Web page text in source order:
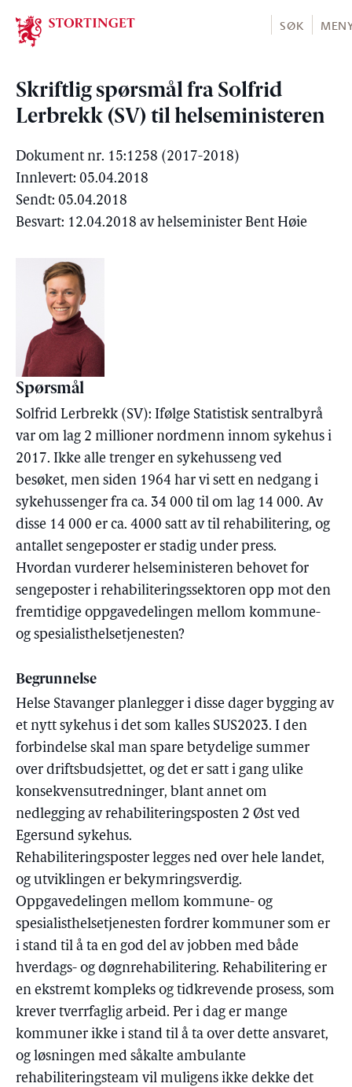
Stortinget.no
SØK
Skriftlig spørsmål fra Solfrid
Lerbrekk (SV) til helseministeren
Dokument nr. 15:1258 (2017-2018)
Innlevert: 05.04.2018
Sendt: 05.04.2018
Besvart: 12.04.2018 av helseminister Bent Høie
Spørsmål
Solfrid Lerbrekk (SV): Ifølge Statistisk sentralbyrå
var om lag 2 millioner nordmenn innom sykehus i
2017. Ikke alle trenger en sykehusseng ved
besøket, men siden 1964 har vi sett en nedgang i
sykehussenger fra ca. 34 000 til om lag 14 000. Av
disse 14 000 er ca. 4000 satt av til rehabilitering, og
antallet sengeposter er stadig under press.
Hvordan vurderer helseministeren behovet for
sengeposter i rehabiliteringssektoren opp mot den
fremtidige oppgavedelingen mellom kommune-
og spesialisthelsetjenesten?
Begrunnelse
Helse Stavanger planlegger i disse dager bygging av
et nytt sykehus i det som kalles SUS2023. I den
forbindelse skal man spare betydelige summer
over driftsbudsjettet, og det er satt i gang ulike
konsekvensutredninger, blant annet om
nedlegging av rehabiliteringsposten 2 Øst ved
Egersund sykehus.
Rehabiliteringsposter legges ned over hele landet,
og utviklingen er bekymringsverdig.
Oppgavedelingen mellom kommune- og
spesialisthelsetjenesten fordrer kommuner som er
i stand til å ta en god del av jobben med både
hverdags- og døgnrehabilitering. Rehabilitering er
en ekstremt kompleks og tidkrevende prosess, som
krever tverrfaglig arbeid. Per i dag er mange
kommuner ikke i stand til å ta over dette ansvaret,
og løsningen med såkalte ambulante
rehabiliteringsteam vil muligens ikke dekke det